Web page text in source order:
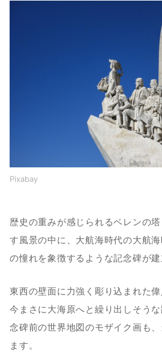
Pixabay
歴史の重みが感じられるベレンの
す風景の中に、大航海時代の大航
の憧れを象徴するような記念碑が建
東西の壁面に力強く彫り込まれた
今まさに大海原へと繰り出しそう
念碑前の世界地図のモザイク画も
ます。